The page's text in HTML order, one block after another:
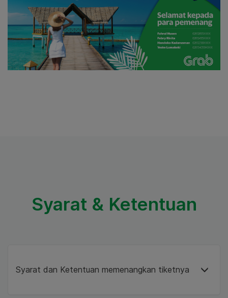
Syarat & Ketentuan
Syarat dan Ketentuan memenangkan tiketnya